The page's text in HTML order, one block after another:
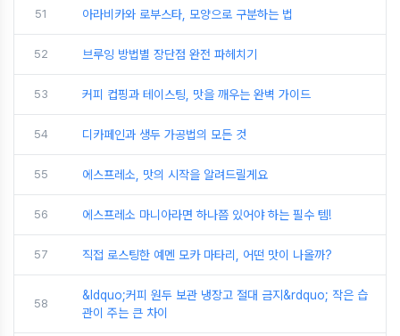
51 아라비카와 로부스타, 모양으로 구분하는 법
52 브루잉 방법별 장단점 완전 파헤치기
53 커피 컵핑과 테이스팅, 맛을 깨우는 완벽 가이드
54 디카페인과 생두 가공법의 모든 것
55 에스프레소, 맛의 시작을 알려드릴게요
56 에스프레소 마니아라면 하나쯤 있어야 하는 필수 템!
57 직접 로스팅한 예멘 모카 마타리, 어떤 맛이 나올까?
58
&ldquo;커피 원두 보관 냉장고 절대 금지&rdquo; 작은 습
관이 주는 큰 차이